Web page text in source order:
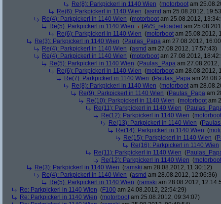
Re(8): Parkpickerl in 1140 Wien (motorboot am
Re(6): Parkpickerl in 1140 Wien (asmd am 25.08.2012,
Re(4): Parkpickerl in 1140 Wien (motorboot am 25.08.2012,
Re(5): Parkpickerl in 1140 Wien
(AVS_reloaded am
Re(6): Parkpickerl in 1140 Wien (motorboot am 25.08.2012,
Re(3): Parkpickerl in 1140 Wien (Paulas_Papa am 27.08.2012,
Re(4): Parkpickerl in 1140 Wien (asmd am 27.08.2012, 17:57:43)
Re(4): Parkpickerl in 1140 Wien (motorboot am 27.08.2012,
Re(5): Parkpickerl in 1140 Wien (Paulas_Papa am 27.08.2012,
Re(6): Parkpickerl in 1140 Wien (motorboot am 28.08.2012,
Re(7): Parkpickerl in 1140 Wien (Paulas_Papa am
Re(8): Parkpickerl in 1140 Wien (motorboot am
Re(9): Parkpickerl in 1140 Wien (Paulas_Papa am
Re(10): Parkpickerl in 1140 Wien (motorboot am
Re(11): Parkpickerl in 1140 Wien (
Re(12): Parkpickerl in 1140 Wien (motorboot
Re(13): Parkpickerl in 1140 Wien (
Re(14): Parkpickerl in 1140 Wien (
Re(15): Parkpickerl in 1140 Wien (
Re(16): Parkpickerl in 1140 Wien
Re(11): Parkpickerl in 1140 Wien (
Re(12): Parkpickerl in 1140 Wien (motorboot
Re(3): Parkpickerl in 1140 Wien (ramski am 28.08.2012, 11:30:12)
Re(4): Parkpickerl in 1140 Wien (asmd am 28.08.2012, 12:06:36)
Re(5): Parkpickerl in 1140 Wien (ramski am 28.08.2012,
Re: Parkpickerl in 1140 Wien (F100 am 24.08.2012, 22:54:29)
Re: Parkpickerl in 1140 Wien (motorboot am 25.08.2012, 09:34:07)